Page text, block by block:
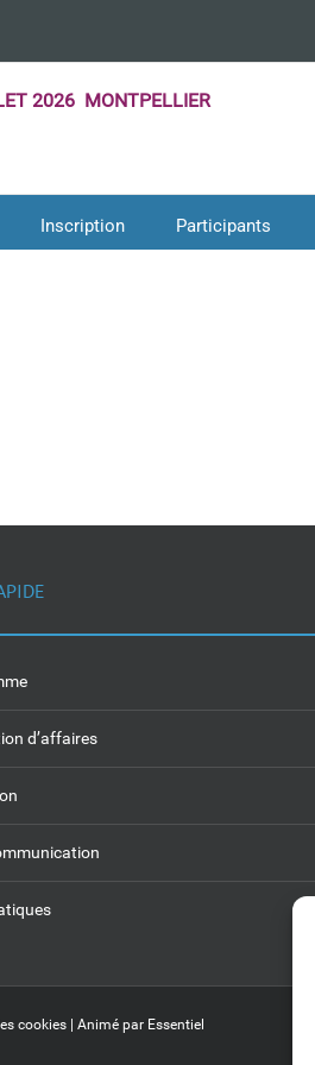
2026 MONTPELLIER
Inscription Participants
d’affaires
cookies | Animé par Essentiel